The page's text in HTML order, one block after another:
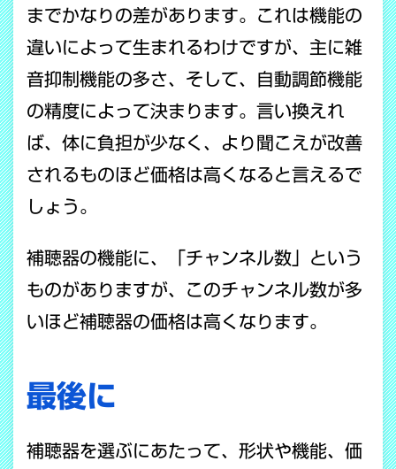
までかなりの差があります。これは機能の
違いによって生まれるわけですが、主に雑
音抑制機能の多さ、そして、自動調節機能
の精度によって決まります。言い換えれ
ば、体に負担が少なく、より聞こえが改善
されるものほど価格は高くなると言えるで
しょう。
補聴器の機能に、「チャンネル数」という
ものがありますが、このチャンネル数が多
いほど補聴器の価格は高くなります。
最後に
補聴器を選ぶにあたって、形状や機能、価